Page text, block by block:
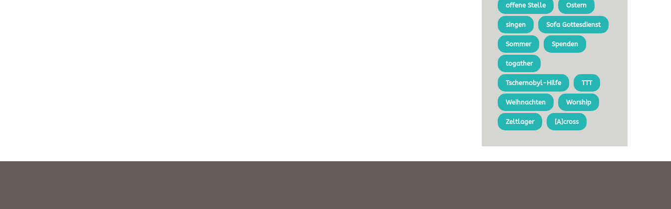
offene Stelle Ostern
singen Sofa Gottesdienst
Sommer Spenden
togather
Tschernobyl-Hilfe TTT
Weihnachten Worship
Zeltlager [A]cross